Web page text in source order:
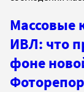
Массовые
ИВЛ: что
фоне